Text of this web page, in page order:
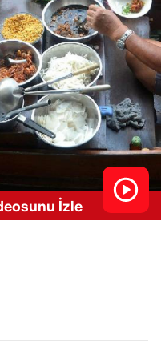
İzle